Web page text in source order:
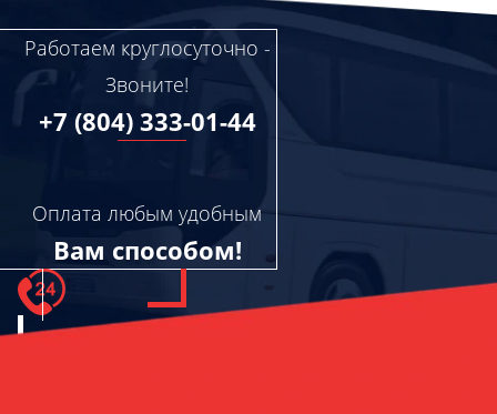
Работаем круглосуточно -
Звоните!
+7 (804) 333-01-44
Оплата любым удобным
Вам способом!